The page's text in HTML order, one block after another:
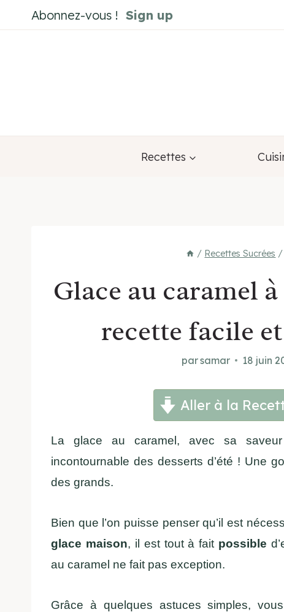
au
Abonnez-vous ! Sign up
Recettes
/ Recettes Sucrées /
Glace au caramel
recette facile
parsamar 18 juin
Aller à la
La glace au caramel, avec sa
incontournable des desserts d’été ! Une
des grands.
Bien que l’on puisse penser qu’il est
glace maison, il est tout à fait possible
au caramel ne fait pas exception.
Grâce à quelques astuces simples,